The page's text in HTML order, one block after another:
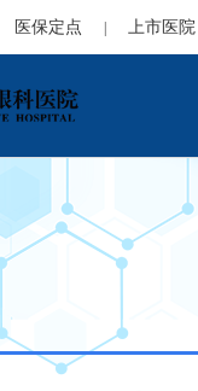
医保定点 | 上市医院